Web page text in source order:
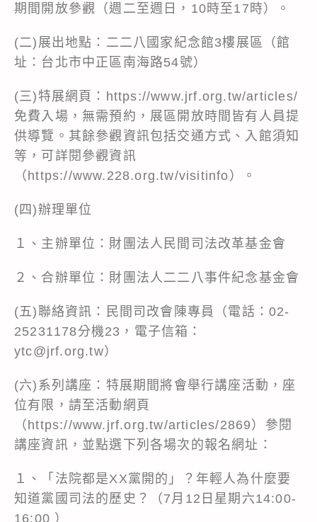
期間開放參觀（週二至週日，10時至17時）。
(二)展出地點：二二八國家紀念館3樓展區（館
址：台北市中正區南海路54號）
(三)特展網頁： https://www.jrf.org.tw/articles/
免費入場，無需預約，展區開放時間皆有人員提
供導覽。其餘參觀資訊包括交通方式、入館須知
等，可詳閱參觀資訊
（https://www.228.org.tw/visitinfo）。
(四)辦理單位
１、主辦單位：財團法人民間司法改革基金會
２、合辦單位：財團法人二二八事件紀念基金會
(五)聯絡資訊：民間司改會陳專員（電話：02-
25231178分機23，電子信箱：
ytc@jrf.org.tw）
(六)系列講座：特展期間將會舉行講座活動，座
位有限，請至活動網頁
（https://www.jrf.org.tw/articles/2869）參閱
講座資訊，並點選下列各場次的報名網址：
１、「法院都是XX黨開的」？年輕人為什麼要
知道黨國司法的歷史？（7月12日星期六14:00-
16:00 ）